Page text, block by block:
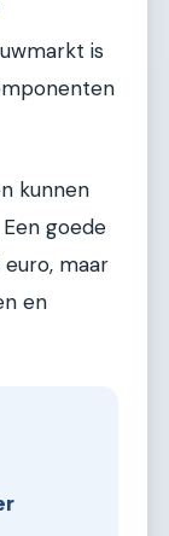
is
kunnen
goede
maar
en